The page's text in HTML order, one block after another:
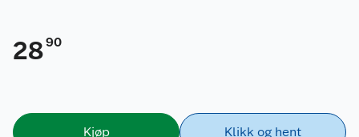
2890
Kjøp Klikk og hent